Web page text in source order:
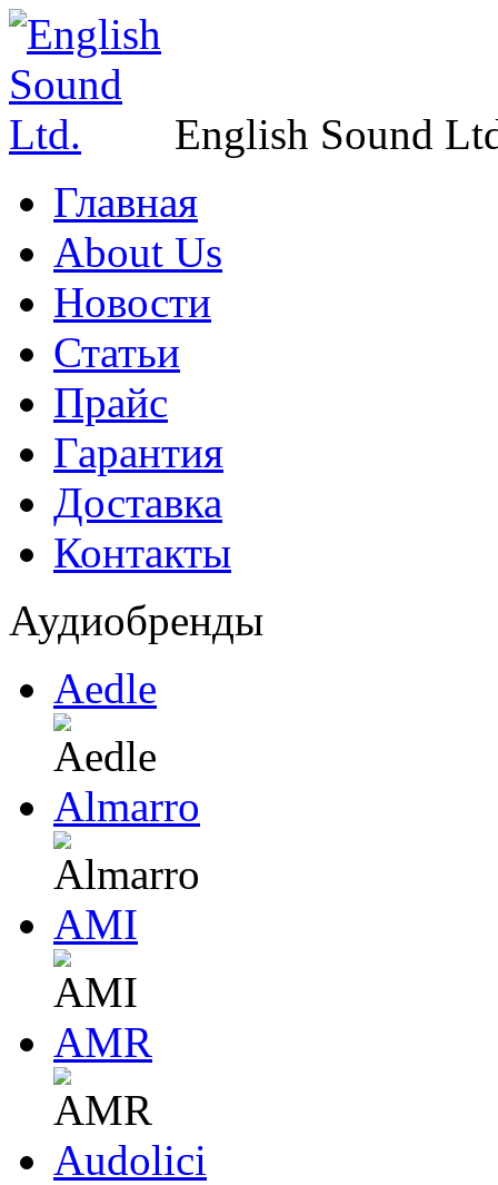
English Sound
Главная
About Us
Новости
Статьи
Прайс
Гарантия
Доставка
Контакты
Аудиобренды
Aedle
Almarro
AMI
AMR
Audolici